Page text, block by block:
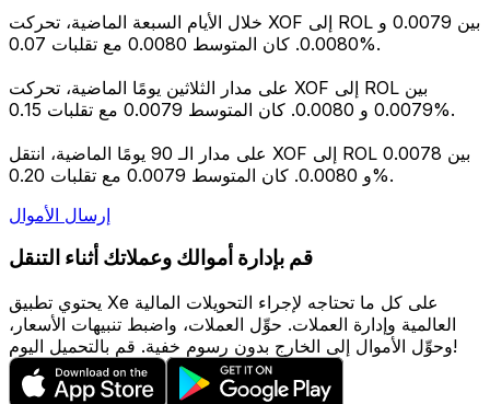
خلال الأيام السبعة الماضية، تحركت XOF إلى ROL بين 0.0079 و
0.0080. كان المتوسط 0.0080 مع تقلبات 0.07%.
على مدار الثلاثين يومًا الماضية، تحركت XOF إلى ROL بين
0.0079 و 0.0080. كان المتوسط 0.0079 مع تقلبات 0.15%.
على مدار الـ 90 يومًا الماضية، انتقل XOF إلى ROL بين 0.0078
و 0.0080. كان المتوسط 0.0079 مع تقلبات 0.20%.
إرسال الأموال
قم بإدارة أموالك وعملاتك أثناء التنقل
يحتوي تطبيق Xe على كل ما تحتاجه لإجراء التحويلات المالية
العالمية وإدارة العملات. حوِّل العملات، واضبط تنبيهات الأسعار،
وحوِّل الأموال إلى الخارج بدون رسوم خفية. قم بالتحميل اليوم!